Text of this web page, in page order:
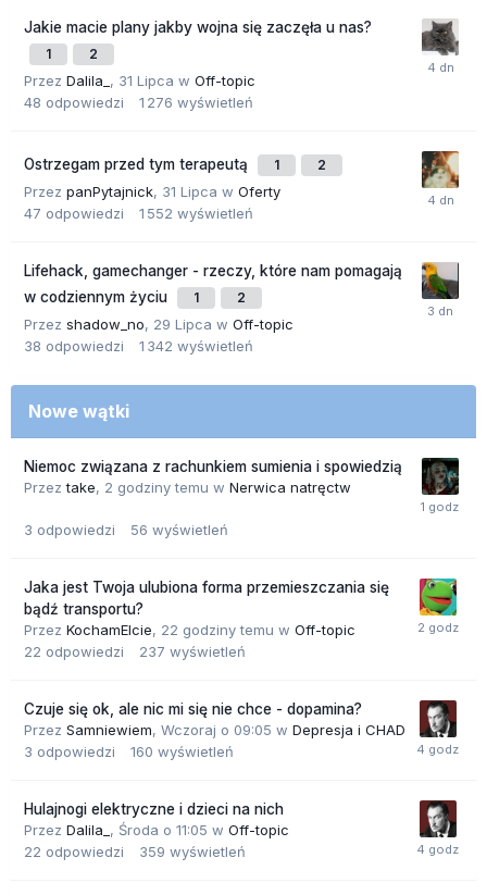
Jakie macie plany jakby wojna się zaczęła u nas?
1 2
Przez Dalila_ , 31 Lipca w Off-topic
48 odpowiedzi 1 276 wyświetleń
Ostrzegam przed tym terapeutą 1 2
Przez panPytajnick, 31 Lipca w Oferty
47 odpowiedzi 1 552 wyświetleń
Lifehack, gamechanger - rzeczy, które nam pomagają
w codziennym życiu
1 2
Przez shadow_no, 29 Lipca w Off-topic
38 odpowiedzi 1 342 wyświetleń
Nowe wątki
Niemoc związana z rachunkiem sumienia i spowiedzią
Przeztake, 2 godziny temu w Nerwica natręctw
3 odpowiedzi 56 wyświetleń
Jaka jest Twoja ulubiona forma przemieszczania się
bądź transportu?
Przez KochamElcie, 22 godziny temu w Off-topic
22 odpowiedzi 237 wyświetleń
Czuje się ok, ale nic mi się nie chce - dopamina?
Przez Samniewiem, Wczoraj o 09:05 w Depresja i CHAD
3 odpowiedzi 160 wyświetleń
Hulajnogi elektryczne i dzieci na nich
Przez Dalila_ , Środa o 11:05 w Off-topic
22 odpowiedzi 359 wyświetleń